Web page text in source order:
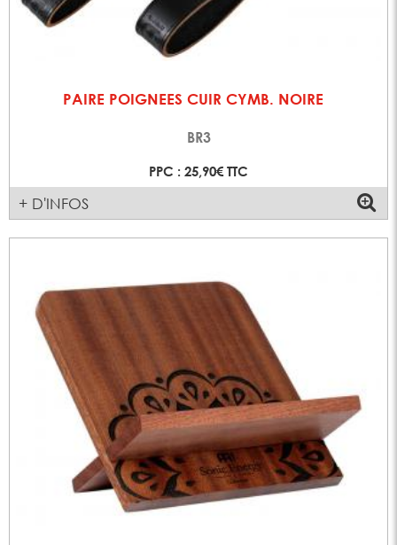
PAIRE POIGNEES CUIR CYMB. NOIRE
BR3
PPC : 25,90€ TTC
+ D'INFOS